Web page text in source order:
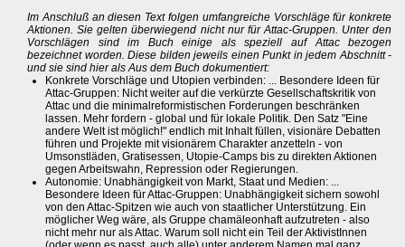
Im Anschluß an diesen Text folgen umfangreiche Vorschläge für konkrete
Aktionen. Sie gelten überwiegend nicht nur für Attac-Gruppen. Unter den
Vorschlägen sind im Buch einige als speziell auf Attac bezogen
bezeichnet worden. Diese bilden jeweils einen Punkt in jedem Abschnitt -
und sie sind hier als Aus dem Buch dokumentiert:
Konkrete Vorschläge und Utopien verbinden: ... Besondere Ideen für
Attac-Gruppen: Nicht weiter auf die verkürzte Gesellschaftskritik von
Attac und die minimalreformistischen Forderungen beschränken
lassen. Mehr fordern - global und für lokale Politik. Den Satz "Eine
andere Welt ist möglich!" endlich mit Inhalt füllen, visionäre Debatten
führen und Projekte mit visionärem Charakter anzetteln - von
Umsonstläden, Gratisessen, Utopie-Camps bis zu direkten Aktionen
gegen Arbeitswahn, Repression oder Regierungen.
Autonomie: Unabhängigkeit von Markt, Staat und Medien: ...
Besondere Ideen für Attac-Gruppen: Unabhängigkeit sichern sowohl
von den Attac-Spitzen wie auch von staatlicher Unterstützung. Ein
möglicher Weg wäre, als Gruppe chamäleonhaft aufzutreten - also
nicht mehr nur als Attac. Warum soll nicht ein Teil der AktivistInnen